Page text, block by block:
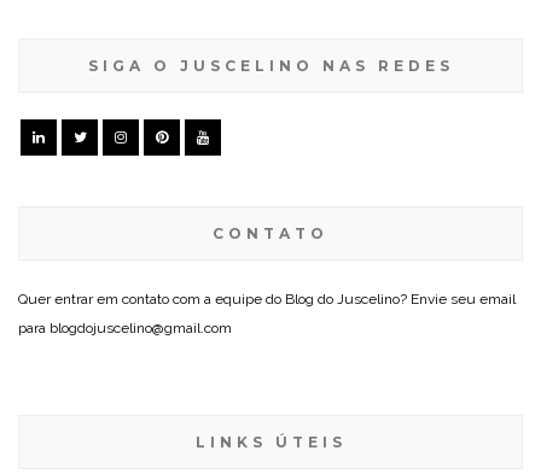
SIGA O JUSCELINO NAS REDES
CONTATO
Quer entrar em contato com a equipe do Blog do Juscelino? Envie seu email
para blogdojuscelino@gmail.com
LINKS ÚTEIS